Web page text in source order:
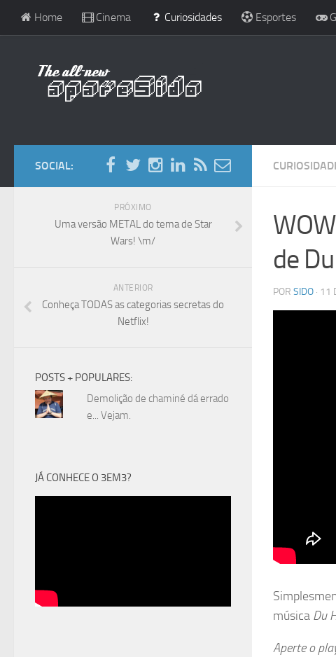
Home Cinema Curiosidades Esportes
de
POR SIDO · 11
música Du
Aperte o
SOCIAL:
PRÓXIMO
Uma versão METAL do tema de Star
Wars! \m/
ANTERIOR
Conheça TODAS as categorias secretas do
Netflix!
POSTS + POPULARES:
Demolição de chaminé dá errado
e... Vejam.
JÁ CONHECE O 3EM3?